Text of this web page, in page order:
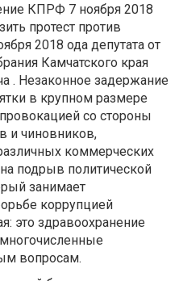
КПРФ 7 ноября 2018
протест против
2018 ода депутата от
Камчатского края
. Незаконное задержание
в крупном размере
со стороны
и чиновников,
коммерческих
подрыв политической
занимает
коррупцией
это здравоохранение
вопросам.